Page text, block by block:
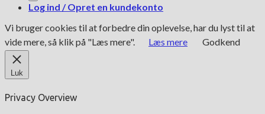
Log ind / Opret en kundekonto
Vi bruger cookies til at forbedre din oplevelse, har du lyst til at
vide mere, så klik på "Læs mere".
Læs mere Godkend
Luk
Privacy Overview